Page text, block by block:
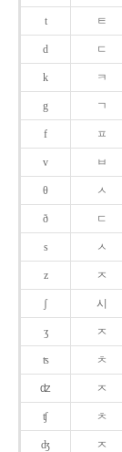
t ㅌ
d ㄷ
k ㅋ
g ㄱ
f ㅍ
v ㅂ
θ ㅅ
ð ㄷ
s ㅅ
z ㅈ
ʃ 시
ʒ ㅈ
ʦ ㅊ
ʣ ㅈ
ʧ ㅊ
ʤ ㅈ